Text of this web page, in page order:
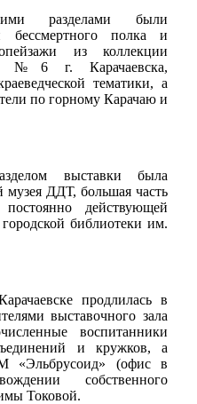
разделами были
бессмертного полка и
из коллекции
№6 г. Карачаевска,
тематики, а
по горному Карачаю и
выставки была
музея ДДТ, большая часть
действующей
библиотеки им.
продлилась в
выставочного зала
воспитанники
и кружков, а
«Эльбрусоид» (офис в
собственного
Токовой.